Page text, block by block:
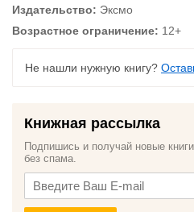
Издательство: Эксмо
Возрастное ограничение: 12+
Не нашли нужную книгу?
Книжная рассылка
Подпишись и получай новые
без спама.